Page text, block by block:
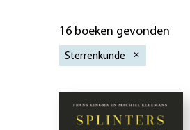
16 boeken gevonden
Sterrenkunde